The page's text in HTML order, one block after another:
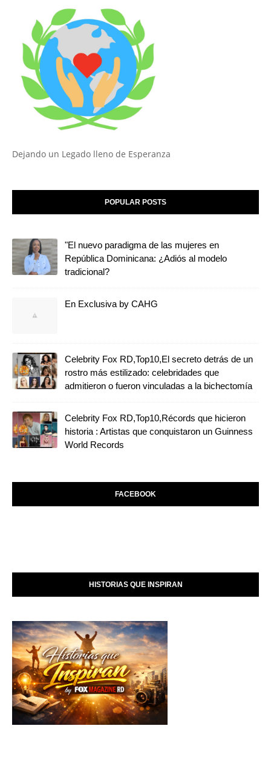
Dejando un Legado lleno de Esperanza
POPULAR POSTS
"El nuevo paradigma de las mujeres en
República Dominicana: ¿Adiós al modelo
tradicional?
En Exclusiva by CAHG
Celebrity Fox RD,Top10,El secreto detrás de un
rostro más estilizado: celebridades que
admitieron o fueron vinculadas a la bichectomía
Celebrity Fox RD,Top10,Récords que hicieron
historia : Artistas que conquistaron un Guinness
World Records
FACEBOOK
HISTORIAS QUE INSPIRAN